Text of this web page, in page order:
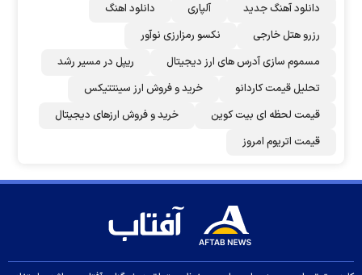
دانلود آهنگ جدید
آلپاری
دانلود اهنگ
رزرو هتل خارجی
نکسو رمزارزی نوآور
مسموم سازی آدرس های ارز دیجیتال
ریپل در مسیر رشد
تحلیل قیمت کاردانو
خرید و فروش ارز سینتتیکس
قیمت لحظه ای بیت کوین
خرید و فروش ارزهای دیجیتال
قیمت اتریوم امروز